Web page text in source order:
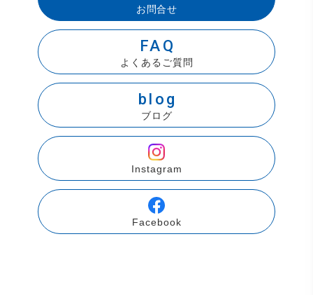
お問合せ
FAQ
よくあるご質問
blog
ブログ
Instagram
Facebook